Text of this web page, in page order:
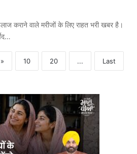
कराने वाले मरीजों के लिए राहत भरी खबर है।
» 10 20 ... Last